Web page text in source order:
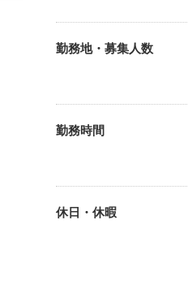
勤務地・募集人数
勤務時間
休日・休暇